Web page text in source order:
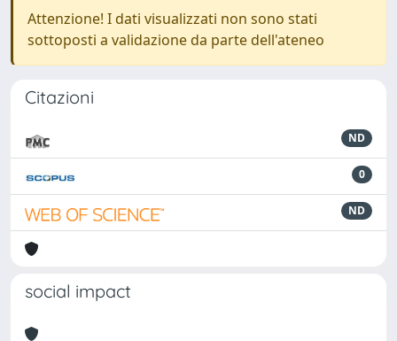
Attenzione! I dati visualizzati non sono stati
sottoposti a validazione da parte dell'ateneo
Citazioni
ND
0
ND
social impact